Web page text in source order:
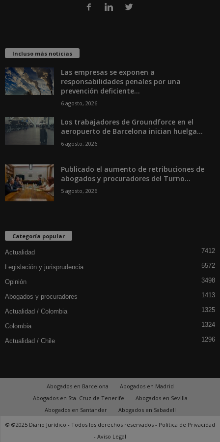
Incluso más noticias
Las empresas se exponen a
responsabilidades penales por una
prevención deficiente...
6 agosto, 2026
Los trabajadores de Groundforce en el
aeropuerto de Barcelona inician huelga...
6 agosto, 2026
Publicado el aumento de retribuciones de
abogados y procuradores del Turno...
5 agosto, 2026
Categoría popular
Actualidad 7412
Legislación y jurisprudencia 5572
Opinión 3498
Abogados y procuradores 1413
Actualidad / Colombia 1325
Colombia 1324
Actualidad / Chile 1296
Abogados en Barcelona
Abogados en Madrid
Abogados en Sta. Cruz de Tenerife
Abogados en Sevilla
Abogados en Santander
Abogados en Sabadell
© ©2025 Diario Jurídico - Todos los derechos reservados - Política de Privacidad
- Aviso Legal